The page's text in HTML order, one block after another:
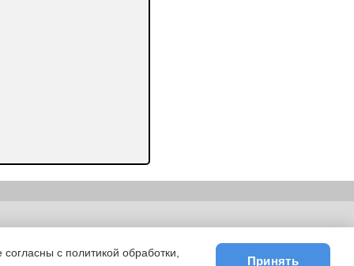
|E-mail
с политикой обработки,
Принять